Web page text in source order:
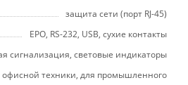
защита сети (порт RJ-45)
EPO, RS-232, USB, сухие контакты
сигнализация, световые индикаторы
офисной техники, для промышленного